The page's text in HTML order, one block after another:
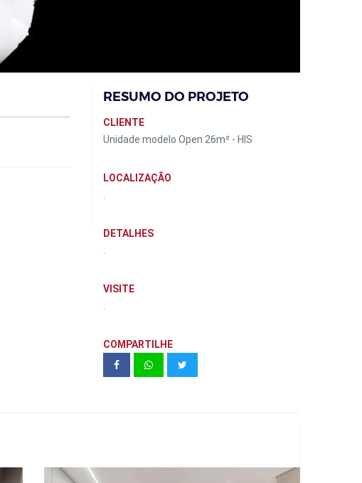
RESUMO DO PROJETO
CLIENTE
Unidade modelo Open 26m² - HIS
LOCALIZAÇÃO
DETALHES
VISITE
COMPARTILHE
Vivaz | Parque Prime Freguesia do Ó